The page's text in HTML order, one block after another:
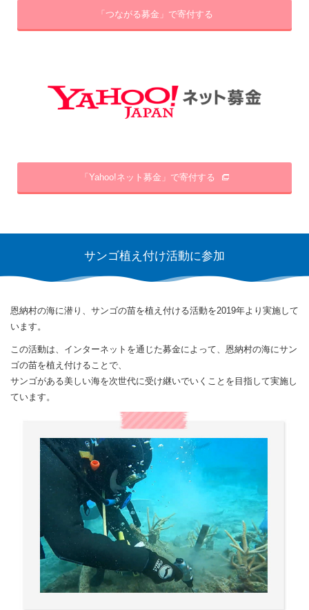
「つながる募金」で寄付する
「Yahoo!ネット募金」で寄付する
サンゴ植え付け活動に参加
恩納村の海に潜り、サンゴの苗を植え付ける活動を2019年より実施して
います。
この活動は、インターネットを通じた募金によって、恩納村の海にサン
ゴの苗を植え付けることで、
サンゴがある美しい海を次世代に受け継いでいくことを目指して実施し
ています。